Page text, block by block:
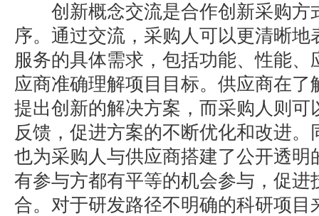
创新概念交流是合作创新采购方
序。通过交流，采购人可以更清晰地
服务的具体需求，包括功能、性能、
应商准确理解项目目标。供应商在了
提出创新的解决方案，而采购人则可
反馈，促进方案的不断优化和改进。
也为采购人与供应商搭建了公开透明
有参与方都有平等的机会参与，促进
合。对于研发路径不明确的科研项目